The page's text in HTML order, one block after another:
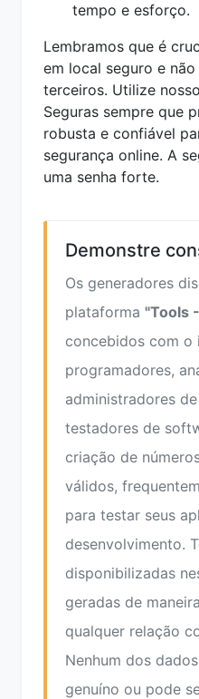
tempo e esforço.
Lembramos que é
em local seguro e
terceiros. Utilize
Seguras sempre que
robusta e confiável
segurança online. A
uma senha forte.
Demonstre
Os generadores
plataforma "Tools
concebidos com o
programadores,
administradores
testadores de
criação de
válidos,
para testar seus
desenvolvimento.
disponibilizadas
geradas de
qualquer relação
Nenhum dos
genuíno ou pode